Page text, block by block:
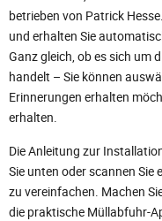
betrieben von Patrick
und erhalten Sie
Ganz gleich, ob es sich um
handelt – Sie können
Erinnerungen erhalten
erhalten.
Die Anleitung zur
Sie unten oder scannen Sie
zu vereinfachen. Machen
die praktische Müllabfuhr-